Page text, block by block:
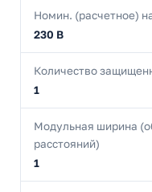
Номин. (расчетное)
230 В
Количество
1
Модульная ширина
расстояний)
1